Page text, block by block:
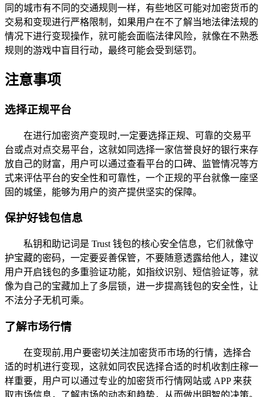
同的城市有不同的交通规则一样，有些地区可能对加密货币的
交易和变现进行严格限制，如果用户在不了解当地法律法规的
情况下进行变现操作，就可能会面临法律风险，就像在不熟悉
规则的游戏中盲目行动，最终可能会受到惩罚。
注意事项
选择正规平台
在进行加密资产变现时,一定要选择正规、可靠的交易平
台或点对点交易平台，这就如同选择一家信誉良好的银行来存
放自己的财富，用户可以通过查看平台的口碑、监管情况等方
式来评估平台的安全性和可靠性，一个正规的平台就像一座坚
固的城堡，能够为用户的资产提供坚实的保障。
保护好钱包信息
私钥和助记词是 Trust 钱包的核心安全信息，它们就像守
护宝藏的密码，一定要妥善保管，不要随意透露给他人，建议
用户开启钱包的多重验证功能，如指纹识别、短信验证等，就
像为自己的宝藏加上了多层锁，进一步提高钱包的安全性，让
不法分子无机可乘。
了解市场行情
在变现前,用户要密切关注加密货币市场的行情，选择合
适的时机进行变现，这就如同农民选择合适的时机收割庄稼一
样重要，用户可以通过专业的加密货币行情网站或 APP 来获
取市场信息，了解市场的动态和趋势，从而做出明智的决策。